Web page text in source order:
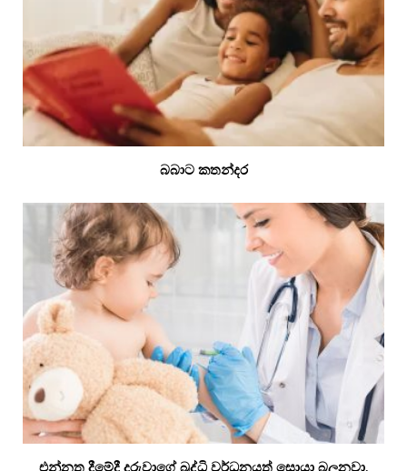
බබාට කතන්දර
එන්නත දීමේදී දරුවාගේ බුද්ධි වර්ධනයත් සොයා බලනවා.